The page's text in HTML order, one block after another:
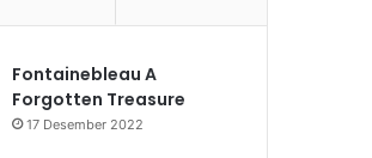
Fontainebleau A
Forgotten Treasure
17 Desember 2022